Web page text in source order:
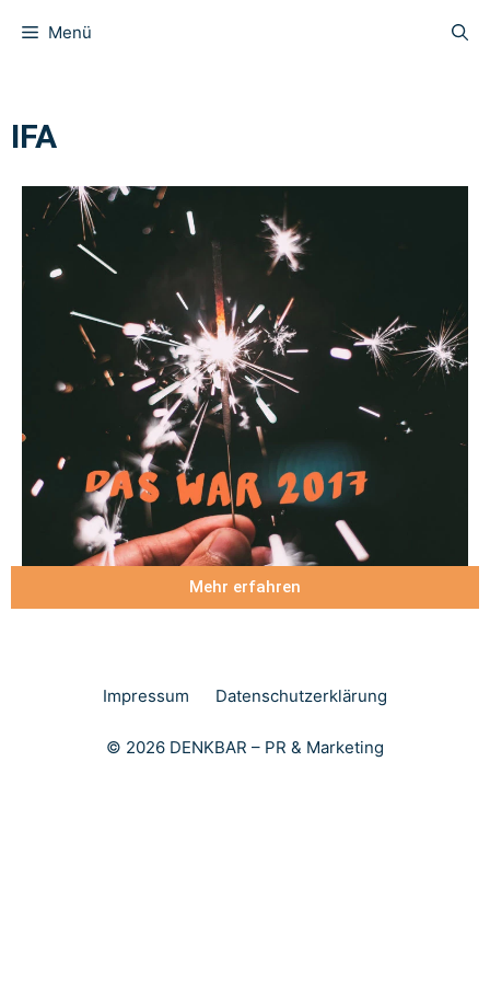
Menü
IFA
Mehr erfahren
Impressum Datenschutzerklärung
© 2026 DENKBAR – PR & Marketing